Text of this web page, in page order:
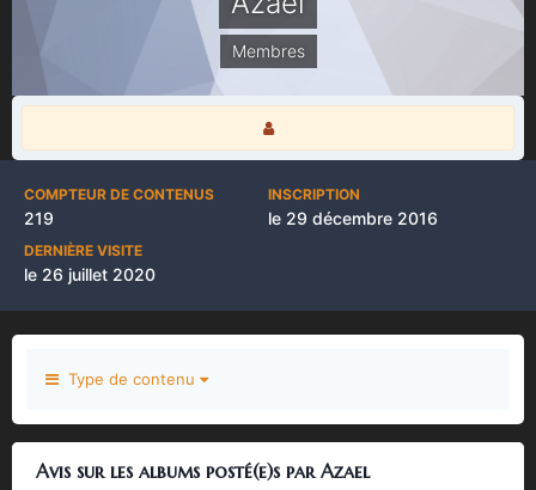
Membres
COMPTEUR DE CONTENUS
219
INSCRIPTION
le 29 décembre 2016
DERNIÈRE VISITE
le 26 juillet 2020
Type de contenu
Avis sur les albums posté(e)s par Azael